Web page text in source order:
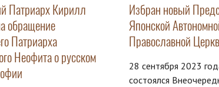
Патриарх Кирилл
обращение
Патриарха
Неофита о русском
Избран новый
Японской
Православной
28 сентября 2023
состоялся